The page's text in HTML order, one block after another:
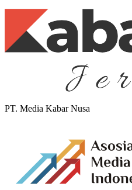
PT. Media Kabar Nusa